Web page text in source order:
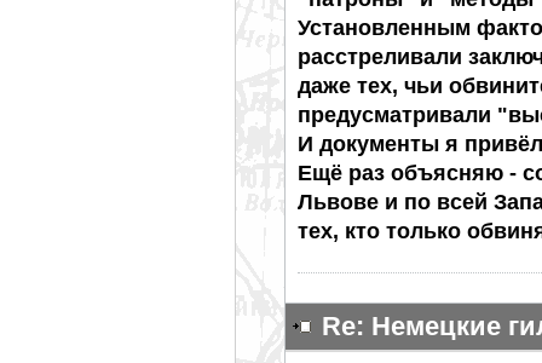
Установленным
расстреливали
даже тех, чьи
предусматривали
И документы я
Ещё раз объясняю -
Львове и по всей
тех, кто только
Re: Немецкие